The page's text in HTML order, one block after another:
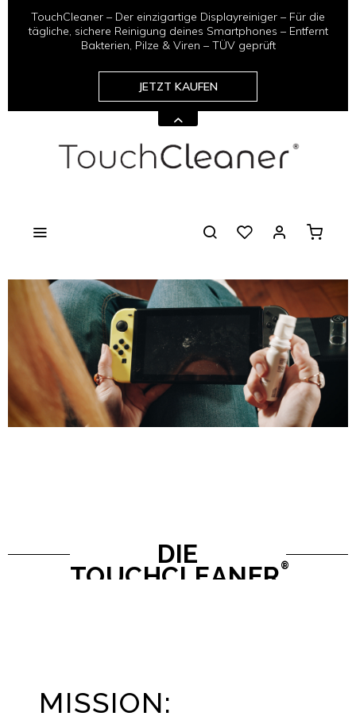
TouchCleaner – Der einzigartige Displayreiniger – Für die
tägliche, sichere Reinigung deines Smartphones – Entfernt
Bakterien, Pilze & Viren – TÜV geprüft
JETZT KAUFEN
DIE
TOUCHCLEANER ®
MISSION: